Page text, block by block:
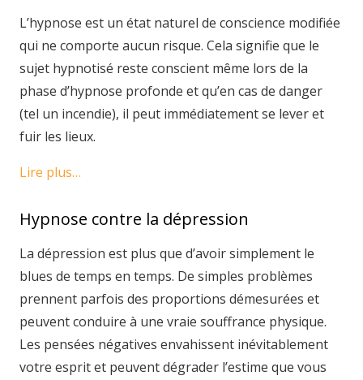
L’hypnose est un état naturel de conscience modifiée
qui ne comporte aucun risque. Cela signifie que le
sujet hypnotisé reste conscient même lors de la
phase d’hypnose profonde et qu’en cas de danger
(tel un incendie), il peut immédiatement se lever et
fuir les lieux.
Lire plus…
Hypnose contre la dépression
La dépression est plus que d’avoir simplement le
blues de temps en temps. De simples problèmes
prennent parfois des proportions démesurées et
peuvent conduire à une vraie souffrance physique.
Les pensées négatives envahissent inévitablement
votre esprit et peuvent dégrader l’estime que vous